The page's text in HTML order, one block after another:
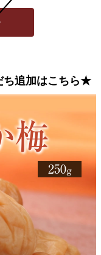
追加はこちら★
梅
250g